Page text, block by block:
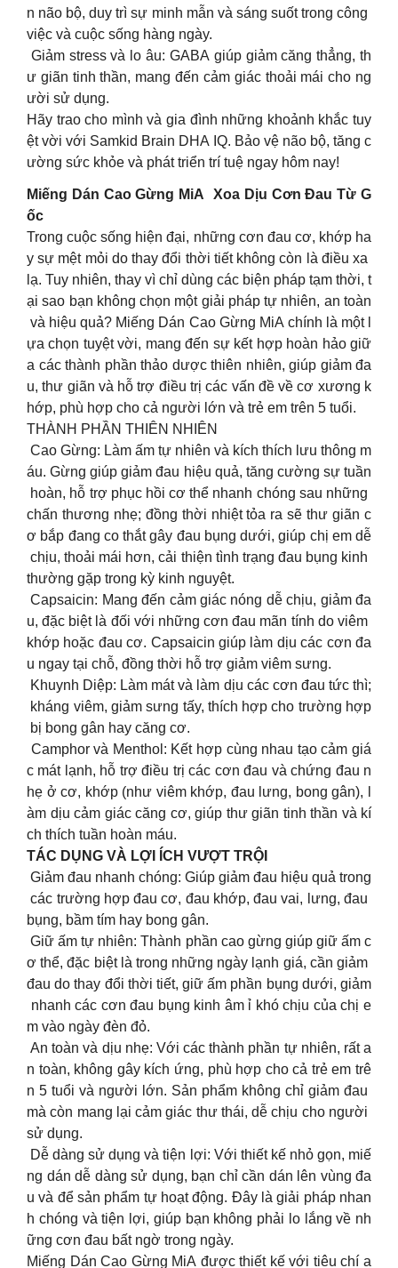
n não bộ, duy trì sự minh mẫn và sáng suốt trong công
việc và cuộc sống hàng ngày.
Giảm stress và lo âu: GABA giúp giảm căng thẳng, th
ư giãn tinh thần, mang đến cảm giác thoải mái cho ng
ười sử dụng.
Hãy trao cho mình và gia đình những khoảnh khắc tuy
ệt vời với Samkid Brain DHA IQ. Bảo vệ não bộ, tăng c
ường sức khỏe và phát triển trí tuệ ngay hôm nay!
Miếng Dán Cao Gừng MiA Xoa Dịu Cơn Đau Từ G
ốc
Trong cuộc sống hiện đại, những cơn đau cơ, khớp ha
y sự mệt mỏi do thay đổi thời tiết không còn là điều xa
lạ. Tuy nhiên, thay vì chỉ dùng các biện pháp tạm thời, t
ại sao bạn không chọn một giải pháp tự nhiên, an toàn
và hiệu quả? Miếng Dán Cao Gừng MiA chính là một l
ựa chọn tuyệt vời, mang đến sự kết hợp hoàn hảo giữ
a các thành phần thảo dược thiên nhiên, giúp giảm đa
u, thư giãn và hỗ trợ điều trị các vấn đề về cơ xương k
hớp, phù hợp cho cả người lớn và trẻ em trên 5 tuổi.
THÀNH PHẦN THIÊN NHIÊN
Cao Gừng: Làm ấm tự nhiên và kích thích lưu thông m
áu. Gừng giúp giảm đau hiệu quả, tăng cường sự tuần
hoàn, hỗ trợ phục hồi cơ thể nhanh chóng sau những
chấn thương nhẹ; đồng thời nhiệt tỏa ra sẽ thư giãn c
ơ bắp đang co thắt gây đau bụng dưới, giúp chị em dễ
chịu, thoải mái hơn, cải thiện tình trạng đau bụng kinh
thường gặp trong kỳ kinh nguyệt.
Capsaicin: Mang đến cảm giác nóng dễ chịu, giảm đa
u, đặc biệt là đối với những cơn đau mãn tính do viêm
khớp hoặc đau cơ. Capsaicin giúp làm dịu các cơn đa
u ngay tại chỗ, đồng thời hỗ trợ giảm viêm sưng.
Khuynh Diệp: Làm mát và làm dịu các cơn đau tức thì;
kháng viêm, giảm sưng tấy, thích hợp cho trường hợp
bị bong gân hay căng cơ.
Camphor và Menthol: Kết hợp cùng nhau tạo cảm giá
c mát lạnh, hỗ trợ điều trị các cơn đau và chứng đau n
hẹ ở cơ, khớp (như viêm khớp, đau lưng, bong gân), l
àm dịu cảm giác căng cơ, giúp thư giãn tinh thần và kí
ch thích tuần hoàn máu.
TÁC DỤNG VÀ LỢI ÍCH VƯỢT TRỘI
Giảm đau nhanh chóng: Giúp giảm đau hiệu quả trong
các trường hợp đau cơ, đau khớp, đau vai, lưng, đau
bụng, bầm tím hay bong gân.
Giữ ấm tự nhiên: Thành phần cao gừng giúp giữ ấm c
ơ thể, đặc biệt là trong những ngày lạnh giá, cần giảm
đau do thay đổi thời tiết, giữ ấm phần bụng dưới, giảm
nhanh các cơn đau bụng kinh âm ỉ khó chịu của chị e
m vào ngày đèn đỏ.
An toàn và dịu nhẹ: Với các thành phần tự nhiên, rất a
n toàn, không gây kích ứng, phù hợp cho cả trẻ em trê
n 5 tuổi và người lớn. Sản phẩm không chỉ giảm đau
mà còn mang lại cảm giác thư thái, dễ chịu cho người
sử dụng.
Dễ dàng sử dụng và tiện lợi: Với thiết kế nhỏ gọn, miế
ng dán dễ dàng sử dụng, bạn chỉ cần dán lên vùng đa
u và để sản phẩm tự hoạt động. Đây là giải pháp nhan
h chóng và tiện lợi, giúp bạn không phải lo lắng về nh
ững cơn đau bất ngờ trong ngày.
Miếng Dán Cao Gừng MiA được thiết kế với tiêu chí a